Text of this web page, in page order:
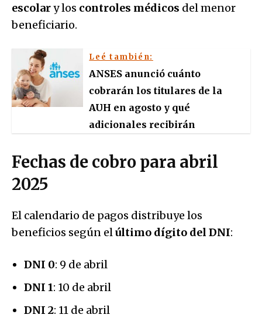
escolary los controles médicos del menor
beneficiario.
Leé también:
ANSES anunció cuánto
cobrarán los titulares de la
AUH en agosto y qué
adicionales recibirán
Fechas de cobro para abril
2025
El calendario de pagos distribuye los
beneficios según elúltimo dígito del DNI:
DNI 0: 9 de abril
DNI 1: 10 de abril
DNI 2: 11 de abril